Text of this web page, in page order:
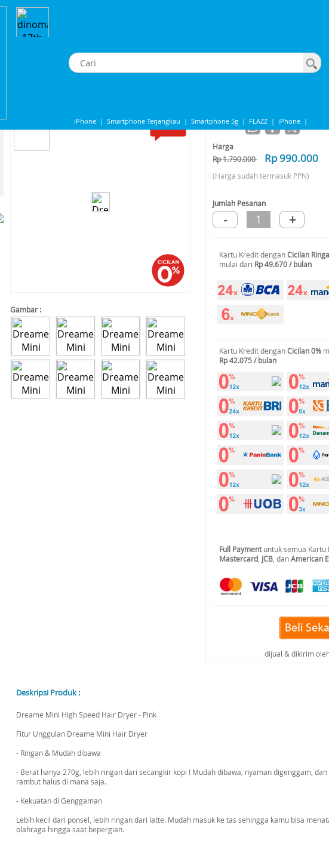
iPhone | Smartphone Terjangkau | Smartphone 5g | FLAZZ | iPhone |
| Samsung Note
Peralatan Perawatan Rambut
-45%*
Gambar :
Share to
Harga
Rp 1.790.000
Rp 990.000
(Harga sudah termasuk PPN)
Jumlah Pesanan
- 1 +
Kartu Kredit denganCicilan
mulai dari Rp 49.670 / bulan
Kartu Kredit denganCicilan 0%
Rp 42.075 / bulan
Full Paymentuntuk semua Kartu
Mastercard JCB , danAmerican
dijual & dikirim
Deskripsi Produk :
Dreame Mini High Speed Hair Dryer - Pink
Fitur Unggulan Dreame Mini Hair Dryer
- Ringan & Mudah dibawa
- Berat hanya 270g, lebih ringan dari secangkir kopi ! Mudah dibawa, nyaman digenggam,
rambut halus di mana saja.
- Kekuatan di Genggaman
Lebih kecil dari ponsel, lebih ringan dari latte. Mudah masuk ke tas sehingga kamu bisa
olahraga hingga saat bepergian.